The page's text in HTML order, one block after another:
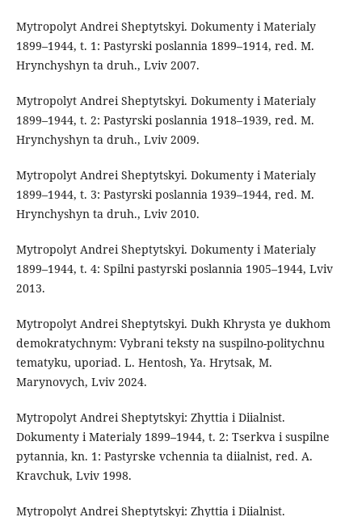
Mytropolyt Andrei Sheptytskyi. Dokumenty i Materialy
1899–1944, t. 1: Pastyrski poslannia 1899–1914, red. M.
Hrynchyshyn ta druh., Lviv 2007.
Mytropolyt Andrei Sheptytskyi. Dokumenty i Materialy
1899–1944, t. 2: Pastyrski poslannia 1918–1939, red. M.
Hrynchyshyn ta druh., Lviv 2009.
Mytropolyt Andrei Sheptytskyi. Dokumenty i Materialy
1899–1944, t. 3: Pastyrski poslannia 1939–1944, red. M.
Hrynchyshyn ta druh., Lviv 2010.
Mytropolyt Andrei Sheptytskyi. Dokumenty i Materialy
1899–1944, t. 4: Spilni pastyrski poslannia 1905–1944, Lviv
2013.
Mytropolyt Andrei Sheptytskyi. Dukh Khrysta ye dukhom
demokratychnym: Vybrani teksty na suspilno-politychnu
tematyku, uporiad. L. Hentosh, Ya. Hrytsak, M.
Marynovych, Lviv 2024.
Mytropolyt Andrei Sheptytskyi: Zhyttia i Diialnist.
Dokumenty i Materialy 1899–1944, t. 2: Tserkva i suspilne
pytannia, kn. 1: Pastyrske vchennia ta diialnist, red. A.
Kravchuk, Lviv 1998.
Mytropolyt Andrei Sheptytskyi: Zhyttia i Diialnist.